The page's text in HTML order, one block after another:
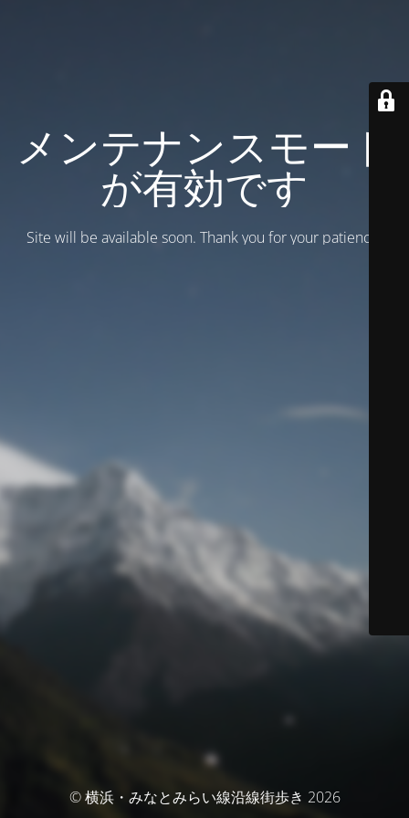
メンテナンスモード
が有効です
Site will be available soon. Thank you for your patience!
© 横浜・みなとみらい線沿線街歩き 2026